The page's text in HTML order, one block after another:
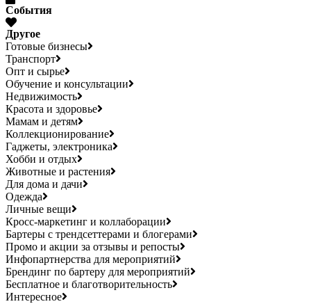
События
Другое
Готовые бизнесы
Транспорт
Опт и сырье
Обучение и консультации
Недвижимость
Красота и здоровье
Мамам и детям
Коллекционирование
Гаджеты, электроника
Хобби и отдых
Животные и растения
Для дома и дачи
Одежда
Личные вещи
Кросс-маркетинг и коллаборации
Бартеры с трендсеттерами и блогерами
Промо и акции за отзывы и репосты
Инфопартнерства для мероприятий
Брендинг по бартеру для мероприятий
Бесплатное и благотворительность
Интересное